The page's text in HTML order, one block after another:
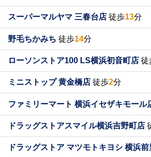
スーパーマルヤマ 三春台店 徒歩13分
野毛ちかみち 徒歩14分
ローソンストア100 LS横浜初音町店 徒
ミニストップ 黄金橋店 徒歩2分
ファミリーマート 横浜イセザキモール
ドラッグストアスマイル横浜吉野町店
ドラッグストア マツモトキヨシ 横浜